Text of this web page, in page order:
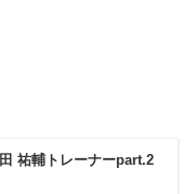
祐輔トレーナーpart.2